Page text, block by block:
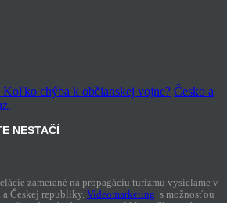
Koľko chýba k občianskej vojne? Česko a
NESTAČÍ
zamerané na propagáciu turizmu vysielame v
Českej republiky. Videomarketing s možnosťou